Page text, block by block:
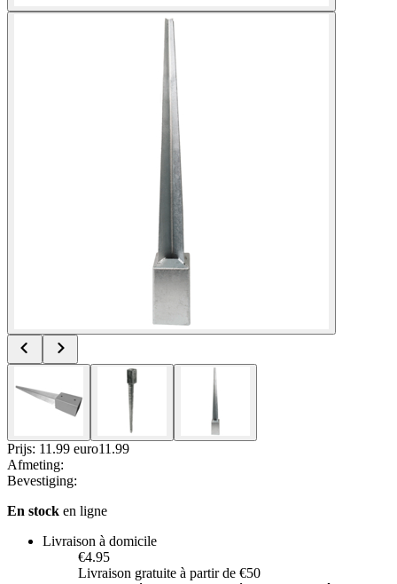
Prijs: 11.99 euro11 .99
Afmeting:
Bevestiging:
En stock en ligne
Livraison à domicile
€4.95
Livraison gratuite à partir de €50